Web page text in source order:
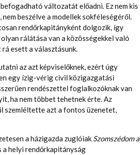
változatát előadni. Ez nem kis
beszélve a modellek sokféleségéről.
rendőrkapitányként dolgozik, így
rálátása van a közösségekkel való
esett a választásunk.
az azt képviselőknek, ezért úgy
egy ízig-vérig civil közigazgatási
rendészettel foglalkozóknak van
ha nem többet tehetnek érte. Az
szemléltette azt a fontos üzenetet,
a házigazda zuglóiak Szomszédom a
helyi rendőrkapitányság